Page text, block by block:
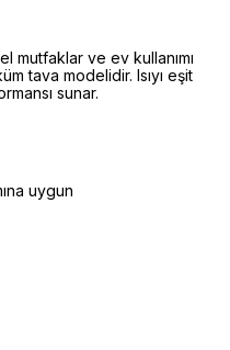
mutfaklar ve ev kullanımı
tava modelidir. Isıyı eşit
sunar.
uygun